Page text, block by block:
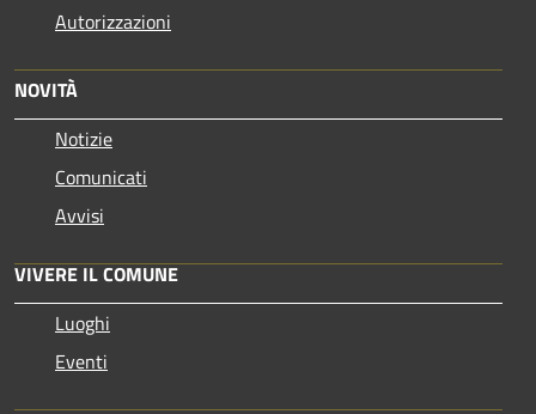
Autorizzazioni
NOVITÀ
Notizie
Comunicati
Avvisi
VIVERE IL COMUNE
Luoghi
Eventi